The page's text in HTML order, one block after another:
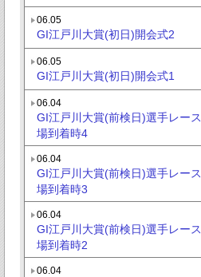
06.05
GI江戸川大賞(初日)開会式2
06.05
GI江戸川大賞(初日)開会式1
06.04
GI江戸川大賞(前検日)選手レース
場到着時4
06.04
GI江戸川大賞(前検日)選手レース
場到着時3
06.04
GI江戸川大賞(前検日)選手レース
場到着時2
06.04